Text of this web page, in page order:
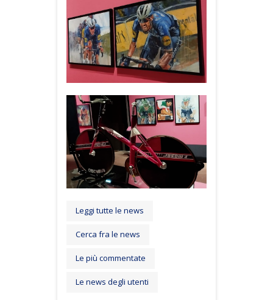
Leggi tutte le news
Cerca fra le news
Le più commentate
Le news degli utenti